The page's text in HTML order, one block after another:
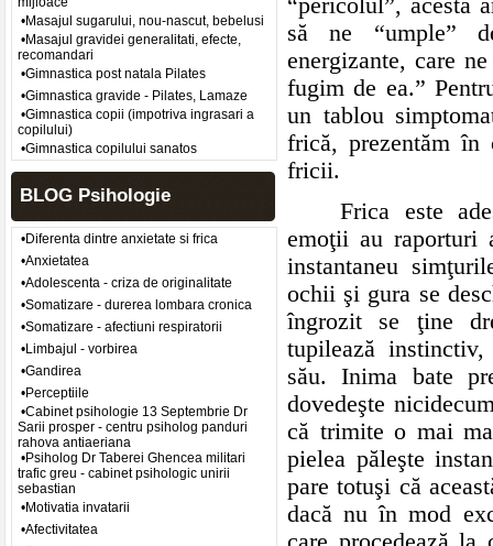
•Masajul sugarului, nou-nascut, bebelusi
•Masajul gravidei generalitati, efecte,
recomandari
•Gimnastica post natala Pilates
•Gimnastica gravide - Pilates, Lamaze
•Gimnastica copii (impotriva ingrasari a
copilului)
•Gimnastica copilului sanatos
BLOG Psihologie
•Diferenta dintre anxietate si frica
•Anxietatea
•Adolescenta - criza de originalitate
•Somatizare - durerea lombara cronica
•Somatizare - afectiuni respiratorii
•Limbajul - vorbirea
•Gandirea
•Perceptiile
•Cabinet psihologie 13 Septembrie Dr
Sarii prosper - centru psiholog panduri
rahova antiaeriana
•Psiholog Dr Taberei Ghencea militari
trafic greu - cabinet psihologic unirii
sebastian
•Motivatia invatarii
•Afectivitatea
să ne “umple”
energizante, care
fugim de ea.”
un tablou
frică, prezentăm în
fricii.
Frica este
emoţii au raporturi
instantaneu
ochii şi gura se
îngrozit se ţine
tupilează
său. Inima bate
dovedeşte
că trimite o mai
pielea păleşte
pare totuşi că
dacă nu în mod